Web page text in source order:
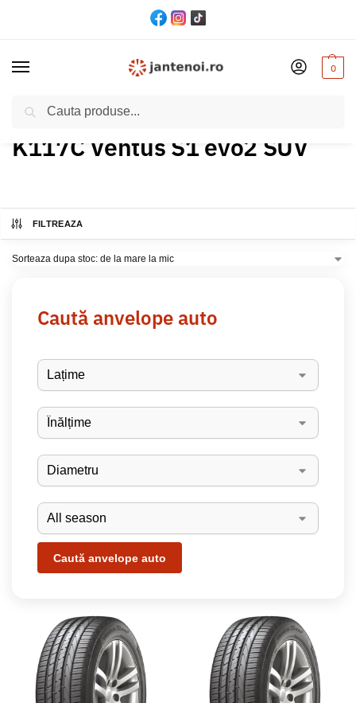
0
Acasă Produs Model / K117C Ventus S1 evo2 SUV
K117C Ventus S1 evo2 SUV
FILTREAZA
Caută anvelope auto